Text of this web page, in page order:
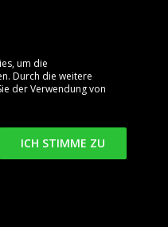
um die
Durch die weitere
der Verwendung von
ICH STIMME ZU